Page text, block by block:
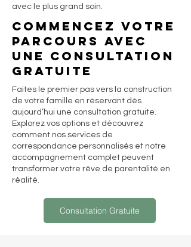
avec le plus grand soin.
Commencez votre
parcours avec
une consultation
gratuite
Faites le premier pas vers la construction
de votre famille en réservant dès
aujourd’hui une consultation gratuite.
Explorez vos options et découvrez
comment nos services de
correspondance personnalisés et notre
accompagnement complet peuvent
transformer votre rêve de parentalité en
réalité.
Consultation Gratuite